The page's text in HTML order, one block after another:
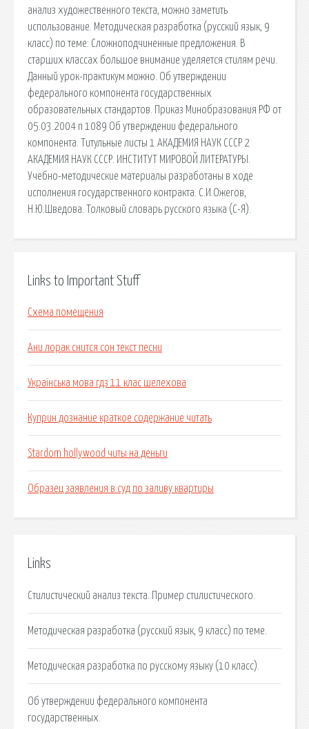
анализ художественного текста, можно заметить
использование. Методическая разработка (русский язык, 9
класс) по теме: Сложноподчиненные предложения. В
старших классах большое внимание уделяется стилям речи.
Данный урок-практикум можно. Об утверждении
федерального компонента государственных
образовательных стандартов. Приказ Минобразования РФ от
05.03.2004 n 1089 Об утверждении федерального
компонента. Титульные листы 1 АКАДЕМИЯ НАУК СССР 2
АКАДЕМИЯ НАУК СССР. ИНСТИТУТ МИРОВОЙ ЛИТЕРАТУРЫ.
Учебно-методические материалы разработаны в ходе
исполнения государственного контракта. С.И.Ожегов,
Н.Ю.Шведова. Толковый словарь русского языка (С-Я).
Links to Important Stuff
Схема помещения
Ани лорак снится сон текст песни
Українська мова гдз 11 клас шелехова
Куприн дознание краткое содержание читать
Stardom hollywood читы на деньги
Образец заявления в суд по заливу квартиры
Links
Стилистический анализ текста. Пример стилистического.
Методическая разработка (русский язык, 9 класс) по теме.
Методическая разработка по русскому языку (10 класс).
Об утверждении федерального компонента
государственных.